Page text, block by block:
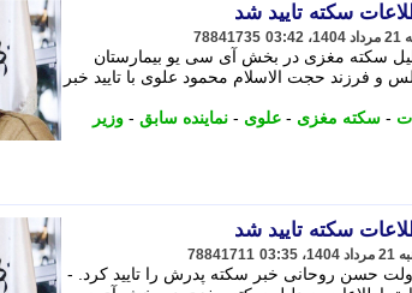
سکته تایید شد
78841735
سکته مغزی در بخش آی سی یو بیمارستان
فرزند حجت الاسلام محمود علوی با تایید خبر
- سکته مغزی - علوی - نماینده سابق - وزیر
سکته تایید شد
78841711
حسن روحانی خبر سکته پدرش را تایید کرد. -